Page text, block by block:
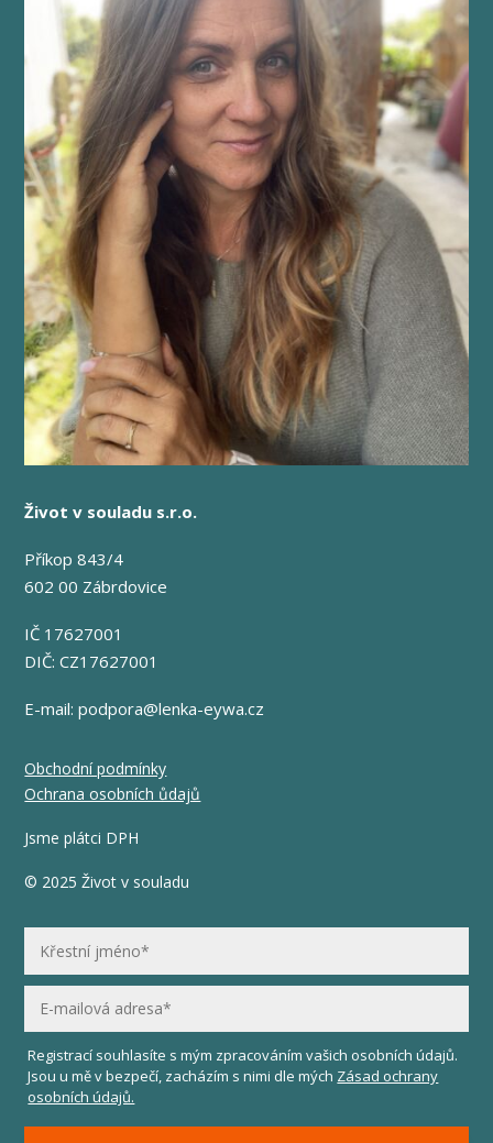
Život v souladu s.r.o.
Příkop 843/4
602 00 Zábrdovice
IČ 17627001
DIČ: CZ17627001
E-mail:podpora@lenka-eywa.cz
Obchodní podmínky
Ochrana osobních ůdajů
Jsme plátci DPH
© 2025 Život v souladu
Registrací souhlasíte s mým zpracováním vašich osobních údajů.
Jsou u mě v bezpečí, zacházím s nimi dle mých Zásad ochrany
osobních údajů.